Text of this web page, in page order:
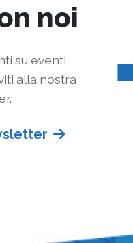
noi
su eventi,
alla nostra